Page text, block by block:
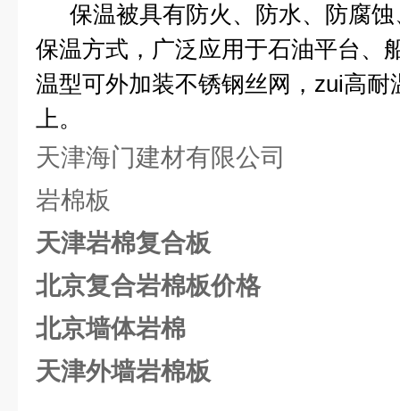
保温被具有防火、防水、防腐
保温方式，广泛应用于石油平台、
温型可外加装不锈钢丝网，zui高耐
上。
天津海门建材有限公司
岩棉板
天津岩棉复合板
北京复合岩棉板价格
北京墙体岩棉
天津外墙岩棉板